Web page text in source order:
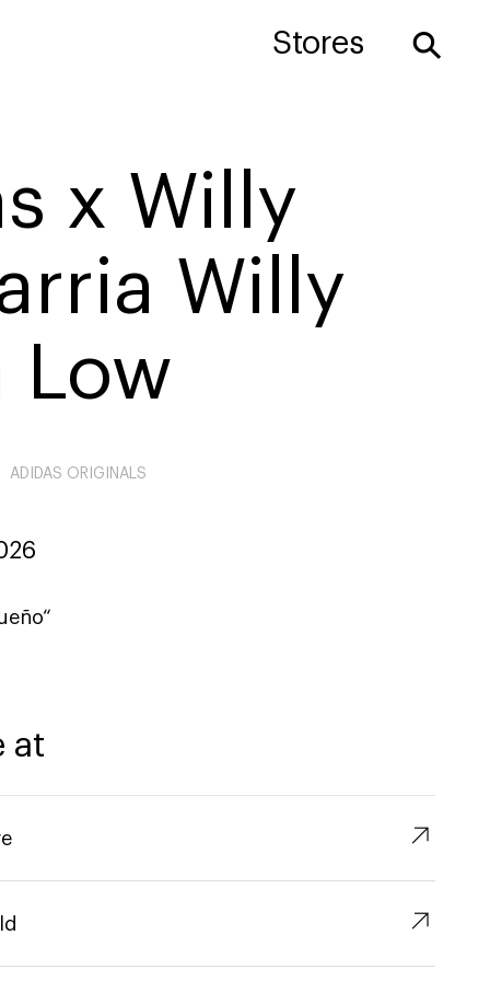
Stores ⚲
x Willy
Willy
Low
ADIDAS ORIGINALS
at
↗︎
↗︎